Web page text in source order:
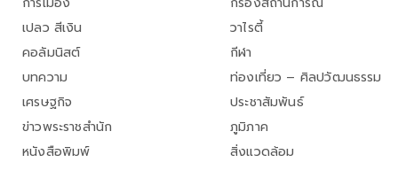
เปลว สีเงิน
คอลัมนิสต์
บทความ
เศรษฐกิจ
ข่าวพระราชสำนัก
หนังสือพิมพ์
วาไรตี้
กีฬา
ท่องเที่ยว – ศิลปวัฒนธรรม
ประชาสัมพันธ์
ภูมิภาค
สิ่งแวดล้อม